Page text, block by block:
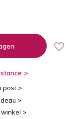
>
post >
>
winkel >